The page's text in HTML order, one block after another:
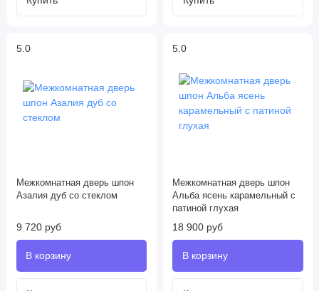
5.0
Межкомнатная дверь шпон
Азалия дуб со стеклом
9 720 руб
5.0
Межкомнатная дверь шпон
Альба ясень карамельный с
патиной глухая
18 900 руб